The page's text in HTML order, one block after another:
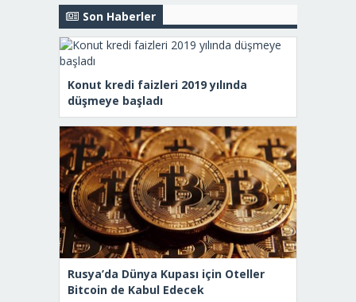
Son Haberler
Konut kredi faizleri 2019 yılında
düşmeye başladı
Rusya’da Dünya Kupası için Oteller
Bitcoin de Kabul Edecek